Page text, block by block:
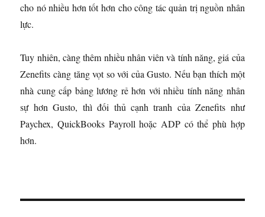
cho nó nhiều hơn tốt hơn cho công tác quản trị nguồn nhân
lực.
Tuy nhiên, càng thêm nhiều nhân viên và tính năng, giá của
Zenefits càng tăng vọt so với của Gusto. Nếu bạn thích một
nhà cung cấp bảng lương rẻ hơn với nhiều tính năng nhân
sự hơn Gusto, thì đối thủ cạnh tranh của Zenefits như
Paychex, QuickBooks Payroll hoặc ADP có thể phù hợp
hơn.